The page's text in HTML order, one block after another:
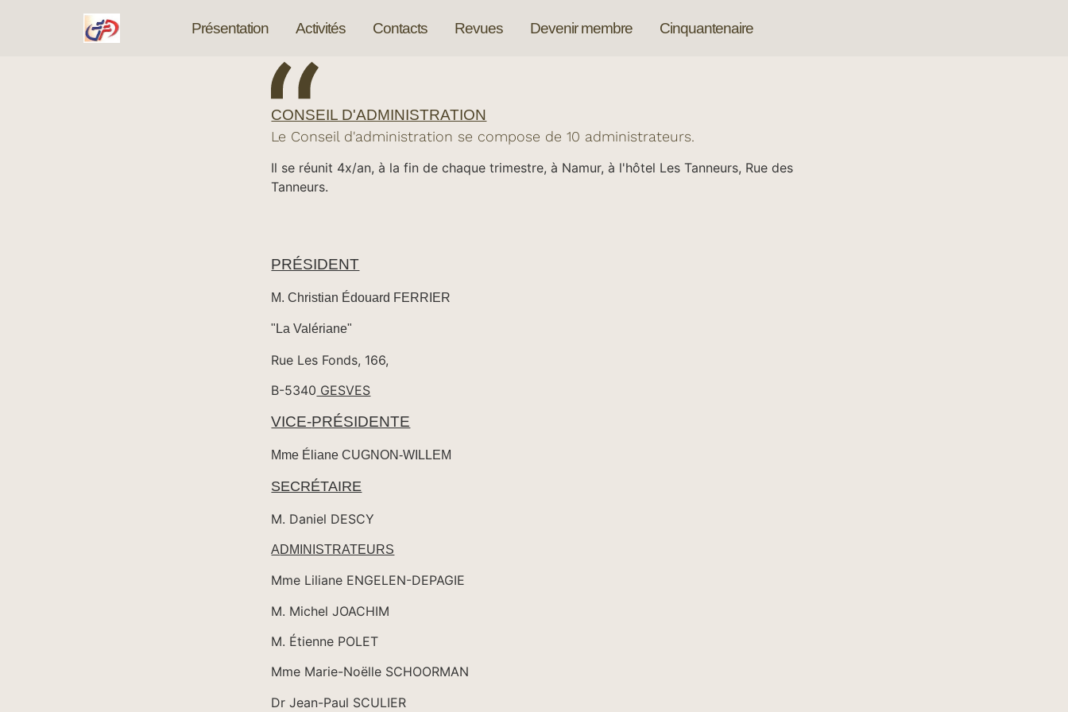
Présentation Activités Contacts Revues Devenir membre Cinquantenaire
CONSEIL D'ADMINISTRATION
Le Conseil d'administration se compose de 10 administrateurs.
Il se réunit 4x/an, à la fin de chaque trimestre, à Namur, à l'hôtel Les Tanneurs, Rue des
Tanneurs.
PRÉSIDENT
M. Christian Édouard FERRIER
"La Valériane"
Rue Les Fonds, 166,
B-5340 GESVES
VICE-PRÉSIDENTE
Mme Éliane CUGNON-WILLEM
SECRÉTAIRE
M. Daniel DESCY
ADMINISTRATEURS
Mme Liliane ENGELEN-DEPAGIE
M. Michel JOACHIM
M. Étienne POLET
Mme Marie-Noëlle SCHOORMAN
Dr Jean-Paul SCULIER